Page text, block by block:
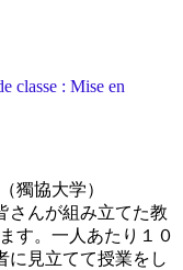
classe : Mise en
獨協大学）
さんが組み立てた教
す。一人あたり１０
に見立てて授業をし